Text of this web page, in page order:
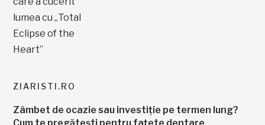
ZIARISTI.RO
Zâmbet de ocazie sau investiție pe termen lung?